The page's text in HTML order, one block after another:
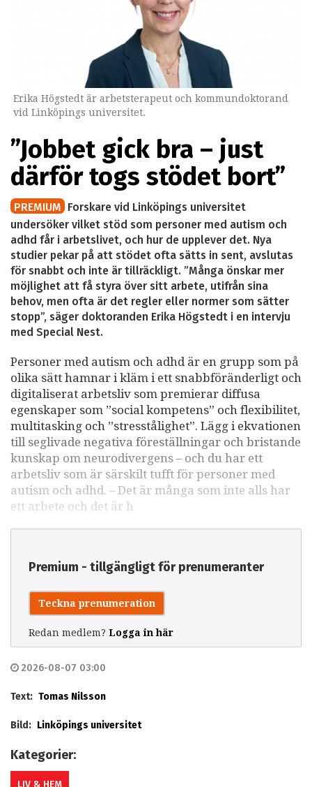
Erika Högstedt är arbetsterapeut och kommundoktorand
vid Linköpings universitet.
”Jobbet gick bra – just
därför togs stödet bort”
PREMIUM Forskare vid Linköpings universitet
undersöker vilket stöd som personer med autism och
adhd får i arbetslivet, och hur de upplever det. Nya
studier pekar på att stödet ofta sätts in sent, avslutas
för snabbt och inte är tillräckligt. ”Många önskar mer
möjlighet att få styra över sitt arbete, utifrån sina
behov, men ofta är det regler eller normer som sätter
stopp”, säger doktoranden Erika Högstedt i en intervju
med Special Nest.
Personer med autism och adhd är en grupp som på
olika sätt hamnar i kläm i ett snabbföränderligt och
digitaliserat arbetsliv som premierar diffusa
egenskaper som ”social kompetens” och flexibilitet,
multitasking och ”stresstålighet”. Lägg i ekvationen
till seglivade negativa föreställningar och bristande
kunskap om neurodivergens – och du har ett
arbetsliv som är särskilt tufft för personer med
autism och adhd. – Det är många som inte alls har
ett arbete och det är h
Premium - tillgängligt för prenumeranter
Teckna prenumeration
Redan medlem? Logga in här
2026-08-07 03:00
Text: Tomas Nilsson
Bild: Linköpings universitet
Kategorier:
LIV & HEM